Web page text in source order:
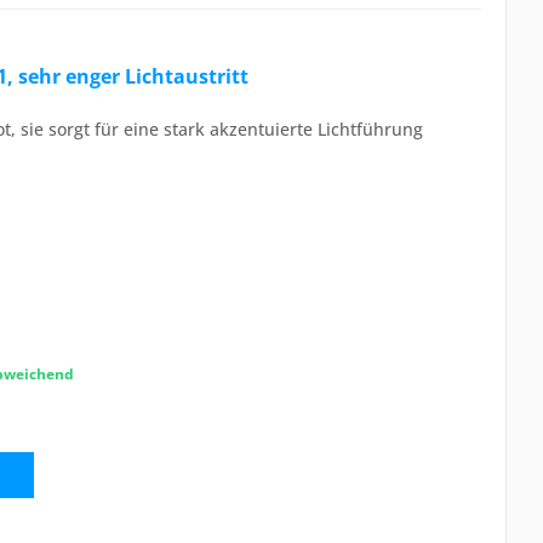
sehr enger Lichtaustritt
sie sorgt für eine stark akzentuierte Lichtführung